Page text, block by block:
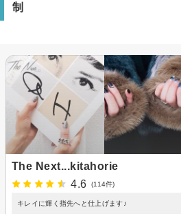
制
The Next...kitahorie
4.6
(114件)
キレイに輝く指先へと仕上げます♪